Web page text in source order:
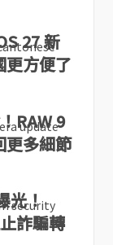
27 新
更方便了
RAW 9
更多細節
光！
詐騙轉